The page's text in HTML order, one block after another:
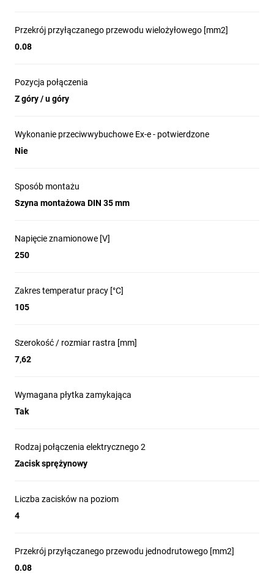
Przekrój przyłączanego przewodu wielożyłowego [mm2]
0.08
Pozycja połączenia
Z góry / u góry
Wykonanie przeciwwybuchowe Ex-e - potwierdzone
Nie
Sposób montażu
Szyna montażowa DIN 35 mm
Napięcie znamionowe [V]
250
Zakres temperatur pracy [°C]
105
Szerokość / rozmiar rastra [mm]
7,62
Wymagana płytka zamykająca
Tak
Rodzaj połączenia elektrycznego 2
Zacisk sprężynowy
Liczba zacisków na poziom
4
Przekrój przyłączanego przewodu jednodrutowego [mm2]
0.08